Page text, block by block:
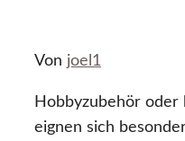
Von joel1
Hobbyzubehör oder
eignen sich